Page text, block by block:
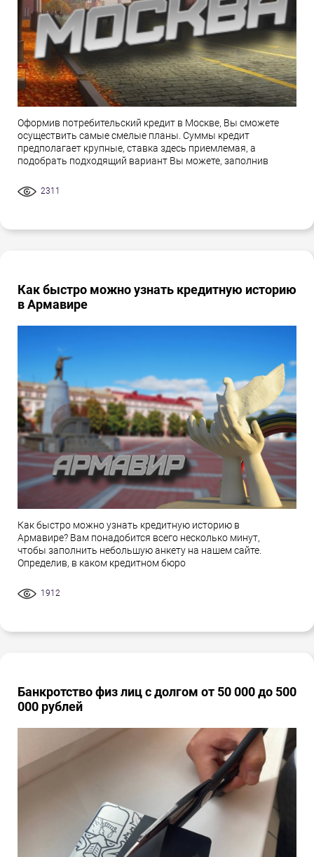
Оформив потребительский кредит в Москве, Вы сможете
осуществить самые смелые планы. Суммы кредит
предполагает крупные, ставка здесь приемлемая, а
подобрать подходящий вариант Вы можете, заполнив
2311
Как быстро можно узнать кредитную историю
в Армавире
Как быстро можно узнать кредитную историю в
Армавире? Вам понадобится всего несколько минут,
чтобы заполнить небольшую анкету на нашем сайте.
Определив, в каком кредитном бюро
1912
Банкротство физ лиц с долгом от 50 000 до 500
000 рублей